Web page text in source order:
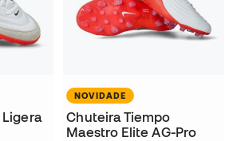
NOVIDADE
Chuteira Tiempo
Maestro Elite AG-Pro